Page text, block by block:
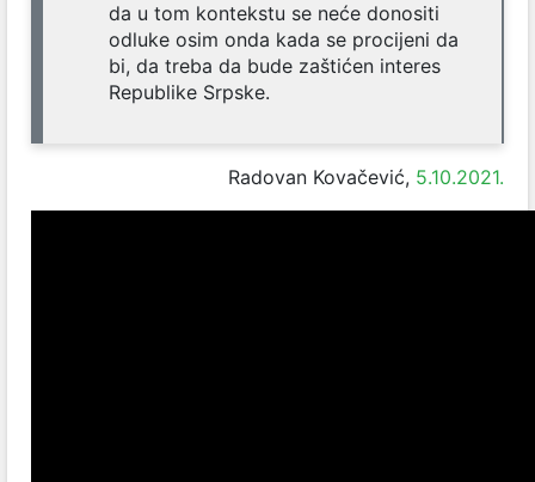
da u tom kontekstu se neće donositi
odluke osim onda kada se procijeni da
bi, da treba da bude zaštićen interes
Republike Srpske.
Radovan Kovačević, 5.10.2021.